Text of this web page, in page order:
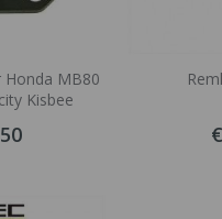
Honda MB80
Kisbee